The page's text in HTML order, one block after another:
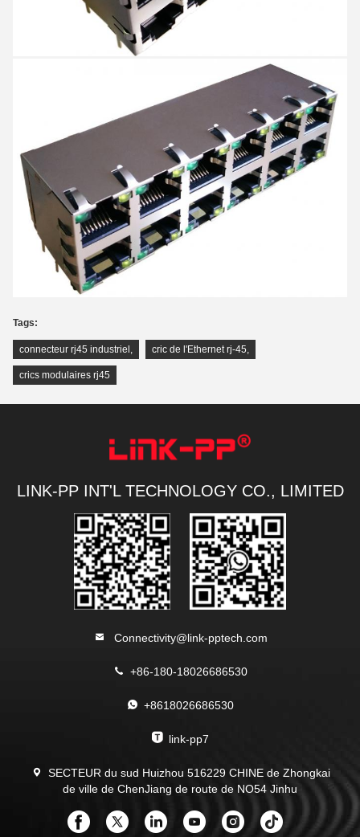
Tags:
connecteur rj45 industriel , cric de l'Ethernet rj-45,
crics modulaires rj45
LINK-PP INT'L TECHNOLOGY CO., LIMITED
Connectivity@link-pptech.com
+86-180-18026686530
+8618026686530
link-pp7
SECTEUR du sud Huizhou 516229 CHINE de Zhongkai
de ville de ChenJiang de route de NO54 Jinhu